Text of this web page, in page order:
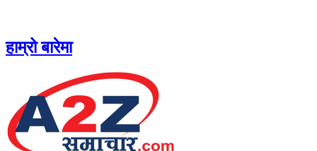
content
हाम्रो बारेमा